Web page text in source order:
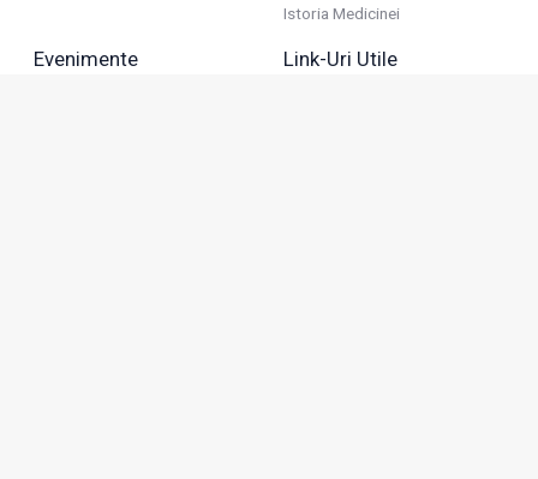
Istoria Medicinei
Evenimente Link-Uri Utile